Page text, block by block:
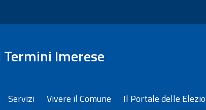
Termini Imerese
Servizi Vivere il Comune Il Portale delle